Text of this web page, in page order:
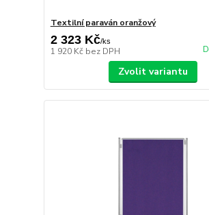
Textilní paraván oranžový
2 323 Kč/ks
1 920 Kč bez DPH
Zvolit variantu